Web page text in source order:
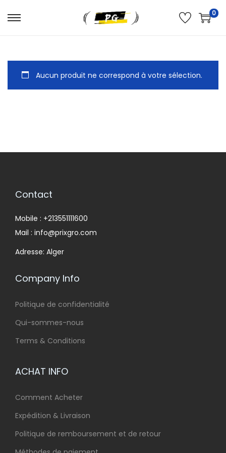
0
Aucun produit ne correspond à votre sélection.
Contact
Mobile : +213551111600
Mail : info@prixgro.com
Adresse: Alger
Company Info
Politique de confidentialité
Qui-sommes-nous
Terms & Conditions
ACHAT INFO
Comment Acheter
Expédition & Livraison
Politique de remboursement et de retour